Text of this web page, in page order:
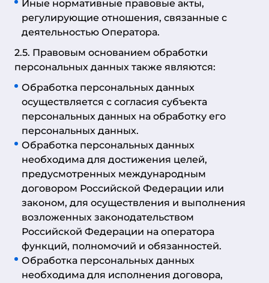
Иные нормативные правовые акты,
регулирующие отношения, связанные с
деятельностью Оператора.
2.5. Правовым основанием обработки
персональных данных также являются:
Обработка персональных данных
осуществляется с согласия субъекта
персональных данных на обработку его
персональных данных.
Обработка персональных данных
необходима для достижения целей,
предусмотренных международным
договором Российской Федерации или
законом, для осуществления и выполнения
возложенных законодательством
Российской Федерации на оператора
функций, полномочий и обязанностей.
Обработка персональных данных
необходима для исполнения договора,